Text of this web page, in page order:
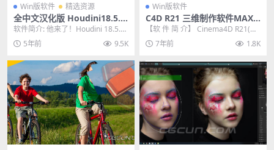
Win版软件 精选资源
全中文汉化版 Houdini18.5.3
51简体中文汉化版 最新三维特
效制作软件Houdini中文版
软件简介: 他来了！Houdini 18.5.3
51简体中文版，全网首个最新最
全...5年前 9.5K
Win版软件
C4D R21 三维制作软件MAXO
N Cinema 4D WIN中文英文
破解版
【软 件 简 介】 Cinema4D R21(简
称C4D R21)是德国Maxo...
7年前 1.8K